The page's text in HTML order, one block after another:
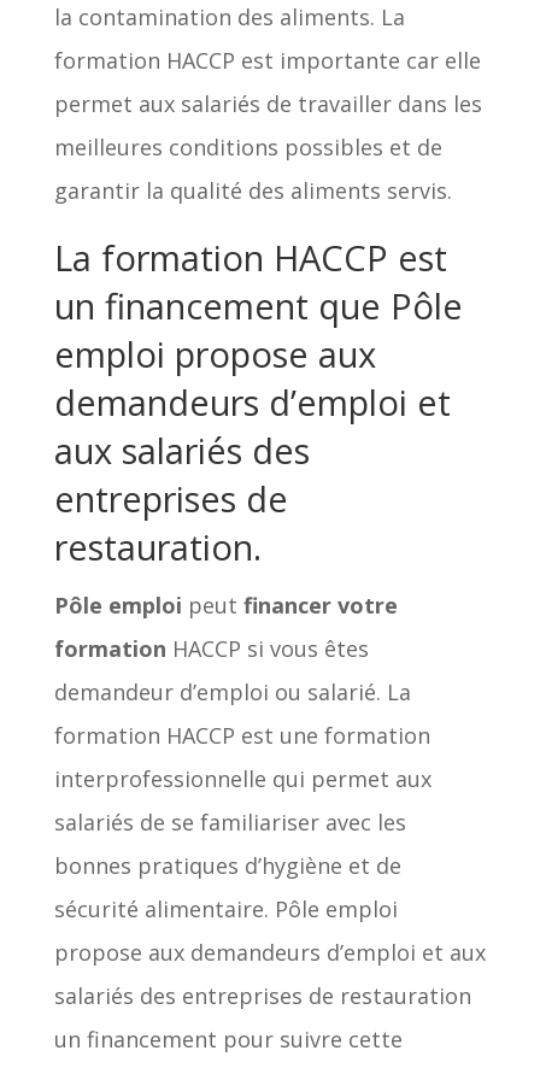
la contamination des aliments. La
formation HACCP est importante car elle
permet aux salariés de travailler dans les
meilleures conditions possibles et de
garantir la qualité des aliments servis.
La formation HACCP est
un financement que Pôle
emploi propose aux
demandeurs d’emploi et
aux salariés des
entreprises de
restauration.
Pôle emploi peut financer votre
formation HACCP si vous êtes
demandeur d’emploi ou salarié. La
formation HACCP est une formation
interprofessionnelle qui permet aux
salariés de se familiariser avec les
bonnes pratiques d’hygiène et de
sécurité alimentaire. Pôle emploi
propose aux demandeurs d’emploi et aux
salariés des entreprises de restauration
un financement pour suivre cette